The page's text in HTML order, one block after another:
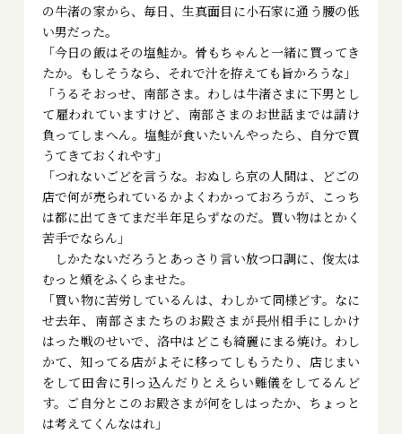
の牛渚の家から、毎日、生真面目に小石家に通う腰の低
い男だった。
「今日の飯はその塩鮭か。骨もちゃんと一緒に買ってき
たか。もしそうなら、それで汁を拵えても旨かろうな」
「うるそおっせ、南部さま。わしは牛渚さまに下男とし
て雇われていますけど、南部さまのお世話までは請け
負ってしまへん。塩鮭が食いたいんやったら、自分で買
うてきておくれやす」
「つれないごどを言うな。おぬしら京の人間は、どごの
店で何が売られているかよくわかっておろうが、こっち
は都に出てきてまだ半年足らずなのだ。買い物はとかく
苦手でならん」
しかたないだろうとあっさり言い放つ口調に、俊太は
むっと頰をふくらませた。
「買い物に苦労しているんは、わしかて同様どす。なに
せ去年、南部さまたちのお殿さまが長州相手にしかけ
はった戦のせいで、洛中はどこも綺麗にまる焼け。わし
かて、知ってる店がよそに移ってしもうたり、店じまい
をして田舎に引っ込んだりとえらい難儀をしてるんど
す。ご自分とこのお殿さまが何をしはったか、ちょっと
は考えてくんなはれ」